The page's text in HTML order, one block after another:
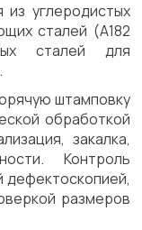
из углеродистых
сталей (A182
сталей для
штамповку
обработкой
закалка,
Контроль
дефектоскопией,
размеров